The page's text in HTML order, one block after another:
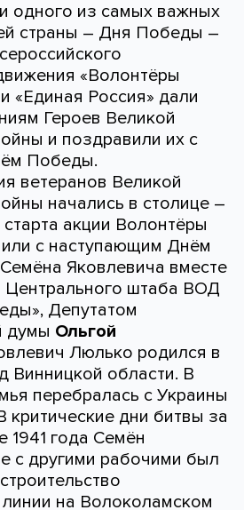
одного из самых важных
страны – Дня Победы –
«Волонтёры
«Единая Россия» дали
Героев Великой
и поздравили их с
Победы.
ветеранов Великой
начались в столице –
акции Волонтёры
с наступающим Днём
Яковлевича вместе
Центрального штаба ВОД
Депутатом
думы Ольгой
Люлько родился в
Винницкой области. В
перебралась с Украины
дни битвы за
1941 года Семён
с другими рабочими был
на Волоколамском